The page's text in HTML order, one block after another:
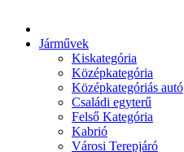
Járművek
Kiskategória
Középkategória
Középkategóriás autó
Családi egyterű
Felső Kategória
Kabrió
Városi Terepjáró